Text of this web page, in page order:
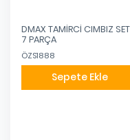
DMAX TAMİRCİ CIMBIZ
7 PARÇA
ÖZS1888
Sepete Ekle